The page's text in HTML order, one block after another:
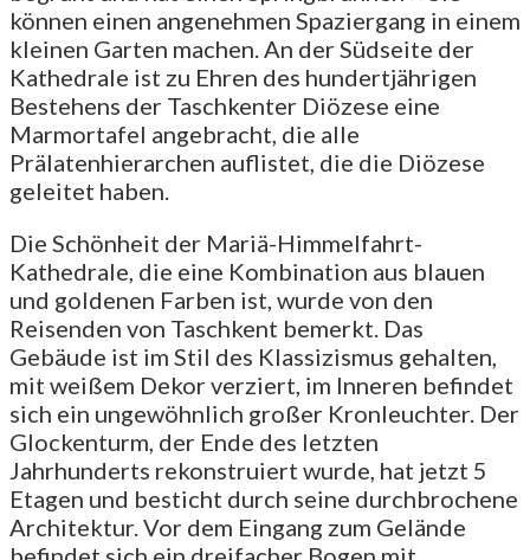
können einen angenehmen Spaziergang in einem
kleinen Garten machen. An der Südseite der
Kathedrale ist zu Ehren des hundertjährigen
Bestehens der Taschkenter Diözese eine
Marmortafel angebracht, die alle
Prälatenhierarchen auflistet, die die Diözese
geleitet haben.
Die Schönheit der Mariä-Himmelfahrt-
Kathedrale, die eine Kombination aus blauen
und goldenen Farben ist, wurde von den
Reisenden von Taschkent bemerkt. Das
Gebäude ist im Stil des Klassizismus gehalten,
mit weißem Dekor verziert, im Inneren befindet
sich ein ungewöhnlich großer Kronleuchter. Der
Glockenturm, der Ende des letzten
Jahrhunderts rekonstruiert wurde, hat jetzt 5
Etagen und besticht durch seine durchbrochene
Architektur. Vor dem Eingang zum Gelände